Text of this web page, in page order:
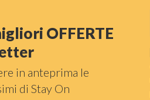
OFFERTE
in anteprima le
di Stay On